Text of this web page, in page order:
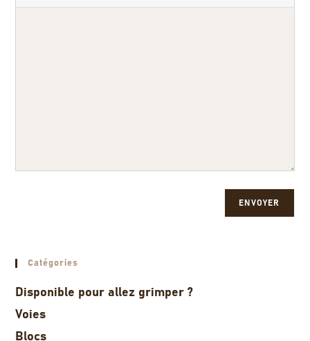
ENVOYER
Catégories
Disponible pour allez grimper ?
Voies
Blocs